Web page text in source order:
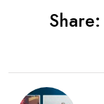
Share: